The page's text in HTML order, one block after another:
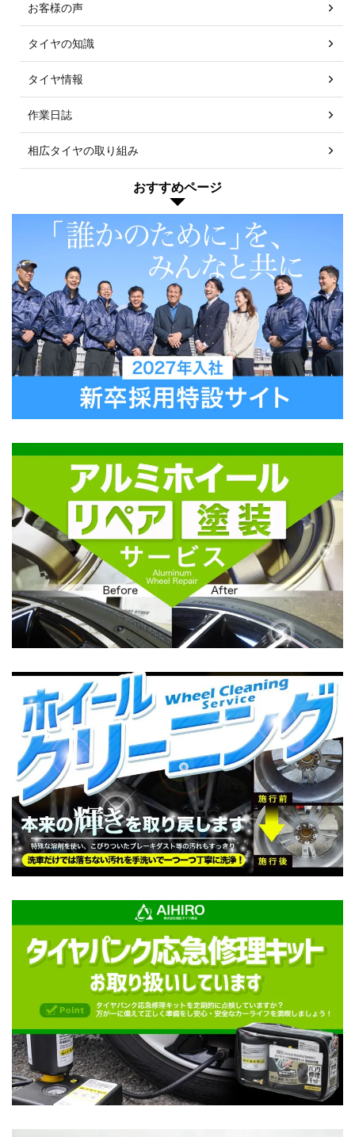
お客様の声
タイヤの知識
タイヤ情報
作業日誌
相広タイヤの取り組み
おすすめページ